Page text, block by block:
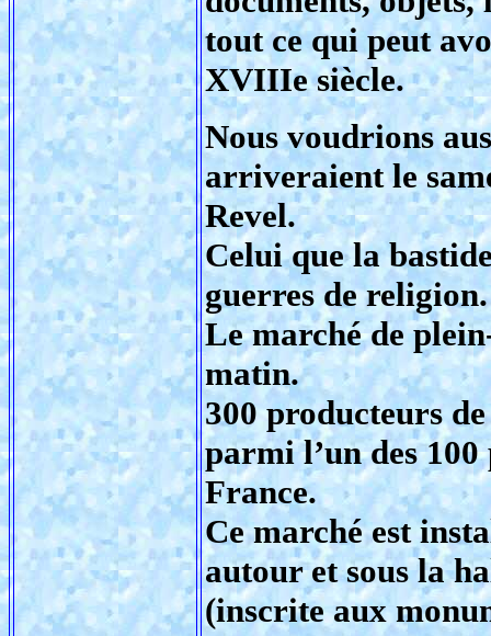
tout ce qui peut
XVIIIe siècle.
Nous voudrions
arriveraient le
Revel.
Celui que la
guerres de religion.
Le marché de
matin.
300 producteurs
parmi l’un des
France.
Ce marché est
autour et sous la
(inscrite aux